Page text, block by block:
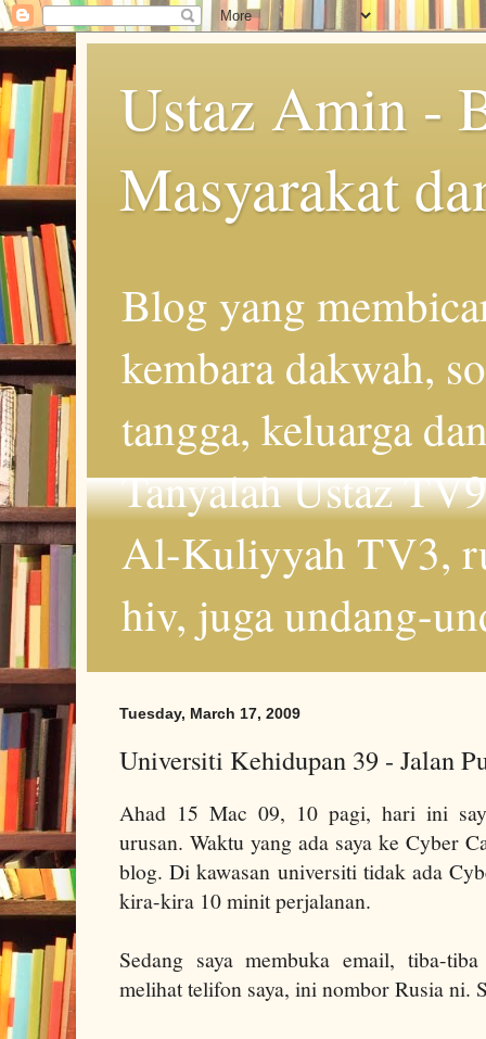
Ustaz Amin -
Masyarakat
Blog yang
kembara dakwah,
tangga, keluarga
Tanyalah Ustaz
Al-Kuliyyah TV3,
hiv, juga undang-
Tuesday, March 17, 2009
Universiti Kehidupan 39 - Jalan
Ahad 15 Mac 09, 10 pagi, hari ini
urusan. Waktu yang ada saya ke Cyber
blog. Di kawasan universiti tidak ada
kira-kira 10 minit perjalanan.
Sedang saya membuka email, tiba-
melihat telifon saya, ini nombor Rusia ni.